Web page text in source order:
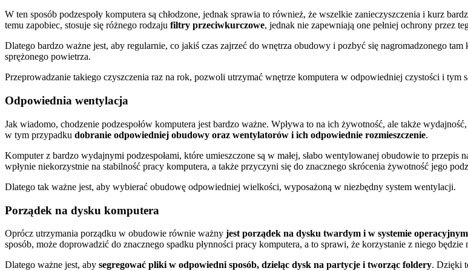
W ten sposób podzespoły komputera są chłodzone, jednak sprawia to również, że wszelkie zanieczyszczenia i kurz
temu zapobiec, stosuje się różnego rodzaju filtry przeciwkurczowe, jednak nie zapewniają one pełniej ochrony przez
Dlatego bardzo ważne jest, aby regularnie, co jakiś czas zajrzeć do wnętrza obudowy i pozbyć się nagromadzonego
sprężonego powietrza.
Przeprowadzanie takiego czyszczenia raz na rok, pozwoli utrzymać wnętrze komputera w odpowiedniej czystości i tym
Odpowiednia wentylacja
Jak wiadomo, chodzenie podzespołów komputera jest bardzo ważne. Wpływa to na ich żywotność, ale także
w tym przypadku dobranie odpowiedniej obudowy oraz wentylatorów i ich odpowiednie rozmieszczenie.
Komputer z bardzo wydajnymi podzespołami, które umieszczone są w małej, słabo wentylowanej obudowie to
wpłynie niekorzystnie na stabilność pracy komputera, a także przyczyni się do znacznego skrócenia żywotność jego
Dlatego tak ważne jest, aby wybierać obudowę odpowiedniej wielkości, wyposażoną w niezbędny system wentylacji.
Porządek na dysku komputera
Oprócz utrzymania porządku w obudowie równie ważny jest porządek na dysku twardym i w systemie operacyjnym
sposób, może doprowadzić do znacznego spadku płynności pracy komputera, a to sprawi, że korzystanie z niego
Dlatego ważne jest, aby segregować pliki w odpowiedni sposób, dzieląc dysk na partycje i tworząc foldery. Dzięki